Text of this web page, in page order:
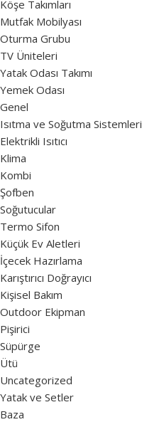
Köşe Takımları
Mutfak Mobilyası
Oturma Grubu
TV Üniteleri
Yatak Odası Takımı
Yemek Odası
Genel
Isıtma ve Soğutma Sistemleri
Elektrikli Isıtıcı
Klima
Kombi
Şofben
Soğutucular
Termo Sifon
Küçük Ev Aletleri
İçecek Hazırlama
Karıştırıcı Doğrayıcı
Kişisel Bakım
Outdoor Ekipman
Pişirici
Süpürge
Ütü
Uncategorized
Yatak ve Setler
Baza